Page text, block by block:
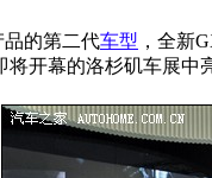
的第二代车型 ，全新
开幕的洛杉矶车展中